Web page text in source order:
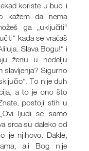
koriste u buci i
kažem da nema
ga „uključiti“
kada se vraćaš
Slava Bogu!“ i
ženu u nedelju
slavljenja? Sigurno
To nije duh
a to je ono što
postoji stih u
ljudi se samo
srca su daleko od
je njihovo. Dakle,
ali Bog nije